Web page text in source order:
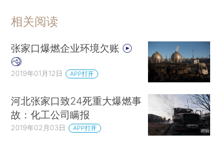
相关阅读
张家口爆燃企业环境欠账
2019年01月12日 APP打开
河北张家口致24死重大爆燃事
故：化工公司瞒报
2019年02月03日 APP打开